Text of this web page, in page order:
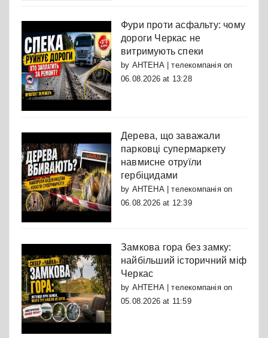
Фури проти асфальту: чому
дороги Черкас не
витримують спеки
by АНТЕНА | телекомпаніяon
06.08.2026 at 13:28
Дерева, що заважали
парковці супермаркету
навмисне отруїли
гербіцидами
by АНТЕНА | телекомпаніяon
06.08.2026 at 12:39
Замкова гора без замку:
найбільший історичний міф
Черкас
by АНТЕНА | телекомпаніяon
05.08.2026 at 11:59